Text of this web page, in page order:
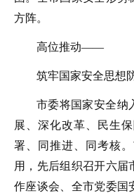
方阵。
高位推动——
筑牢国家安全思想
市委将国家安全纳
展、深化改革、民生
署、同推进、同考核
用，先后组织召开六届
作座谈会、全市党委国